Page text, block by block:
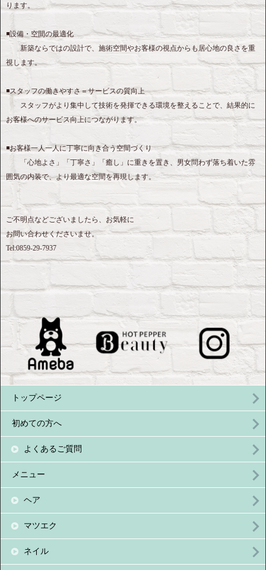
ります。
◾️設備・空間の最適化
新築ならではの設計で、施術空間やお客様の視点からも居心地の良さを重
視します。
◾️スタッフの働きやすさ＝サービスの質向上
スタッフがより集中して技術を発揮できる環境を整えることで、結果的に
お客様へのサービス向上につながります。
◾️お客様一人一人に丁寧に向き合う空間づくり
「心地よさ」「丁寧さ」「癒し」に重きを置き、男女問わず落ち着いた雰
囲気の内装で、より最適な空間を再現します。
ご不明点などございましたら、お気軽に
お問い合わせくださいませ。
Tel:0859-29-7937
トップページ
初めての方へ
よくあるご質問
メニュー
ヘア
マツエク
ネイル